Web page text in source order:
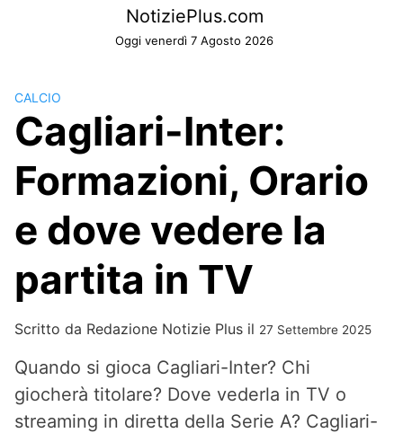
NotiziePlus.com
Oggi venerdì 7 Agosto 2026
CALCIO
Cagliari-Inter:
Formazioni, Orario
e dove vedere la
partita in TV
Scritto da Redazione Notizie Plus il 27 Settembre 2025
Quando si gioca Cagliari-Inter? Chi
giocherà titolare? Dove vederla in TV o
streaming in diretta della Serie A? Cagliari-